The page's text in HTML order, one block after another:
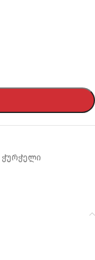
ჭურჭელი